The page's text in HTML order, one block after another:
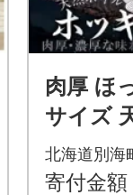
肉厚 ほ
サイズ
北海道
済 別海
北海道別海
寄付金額